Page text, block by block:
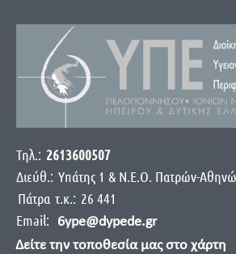
Τηλ.: 2613600507
Διεύθ.: Yπάτης 1 & Ν.Ε.Ο. Πατρών-
Πάτρα τ.κ.: 26 441
Email:
6ype@dypede.gr
Δείτε την τοποθεσία μας στο χάρτη